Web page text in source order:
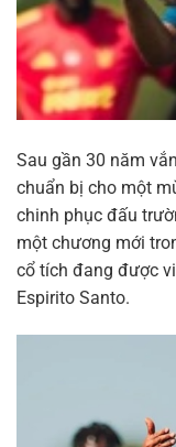
Sau gần 30 năm
chuẩn bị cho một
chinh phục đấu
một chương mới
cổ tích đang được
Espirito Santo.